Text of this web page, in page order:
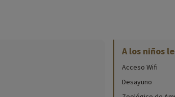
A los niños
Acceso Wifi
Desayuno